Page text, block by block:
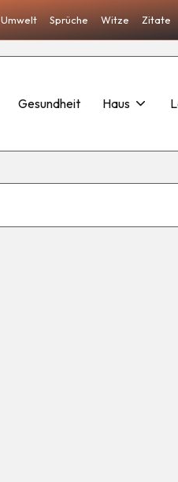
Umwelt Sprüche Witze Zitate
Gesundheit Haus